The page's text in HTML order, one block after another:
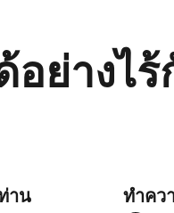
อย่างไ
าน ทำคว